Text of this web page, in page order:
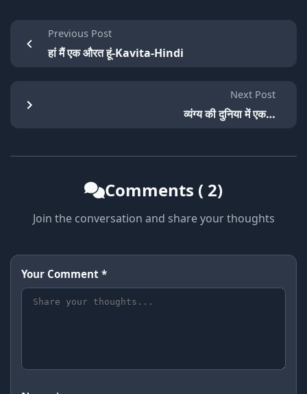
Previous Post
हां मैं एक औरत हूं-Kavita-Hindi
Next Post
व्यंग्य की दुनिया में एक…
Comments ( 2)
Join the conversation and share your thoughts
Your Comment *